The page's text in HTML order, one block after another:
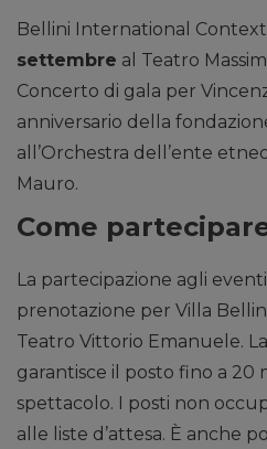
Bellini International
settembre al Teatro
Concerto di gala per
anniversario della
all’Orchestra dell’ente
Mauro.
Come
La partecipazione agli
prenotazione per Villa
Teatro Vittorio Emanuele.
garantisce il posto fino a 20
spettacolo. I posti non
alle liste d’attesa. È anche